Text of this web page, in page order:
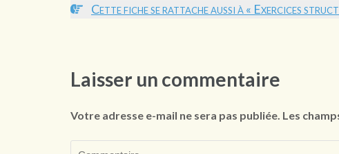
Cette fiche se rattache aussi à « Exercices
Laisser un commentaire
Votre adresse e-mail ne sera pas publiée. Les